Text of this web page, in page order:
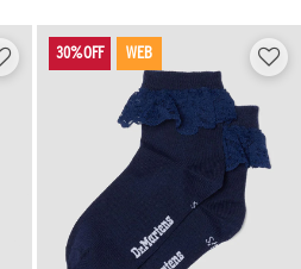
WEB